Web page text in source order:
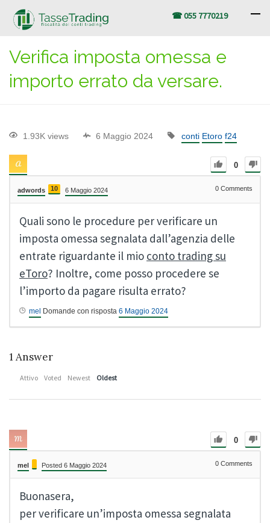
☎ 055 7770219
Verifica imposta omessa e
importo errato da versare.
1.93K views 6 Maggio 2024 conti Etoro f24
0
adwords 10 6 Maggio 2024 0 Comments
Quali sono le procedure per verificare un
imposta omessa segnalata dall’agenzia delle
entrate riguardante il mio conto trading su
eToro? Inoltre, come posso procedere se
l’importo da pagare risulta errato?
mel Domande con risposta 6 Maggio 2024
1 Answer
Attivo Voted Newest Oldest
0
mel Posted 6 Maggio 2024 0 Comments
Buonasera,
per verificare un’imposta omessa segnalata